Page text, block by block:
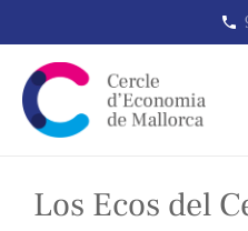
phone
Los Ecos del